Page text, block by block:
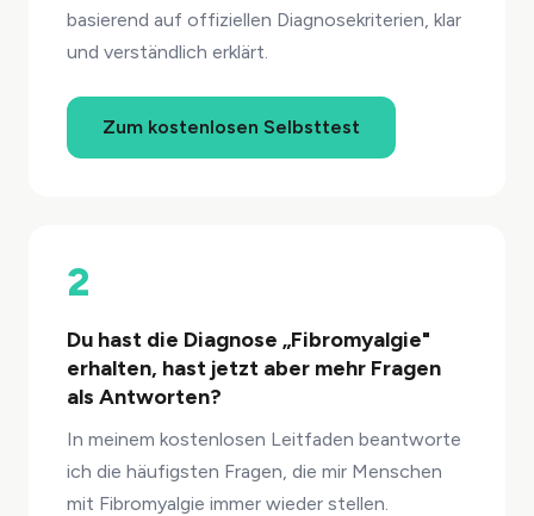
basierend auf offiziellen Diagnosekriterien, klar
und verständlich erklärt.
Zum kostenlosen Selbsttest
2
Du hast die Diagnose „Fibromyalgie"
erhalten, hast jetzt aber mehr Fragen
als Antworten?
In meinem kostenlosen Leitfaden beantworte
ich die häufigsten Fragen, die mir Menschen
mit Fibromyalgie immer wieder stellen.